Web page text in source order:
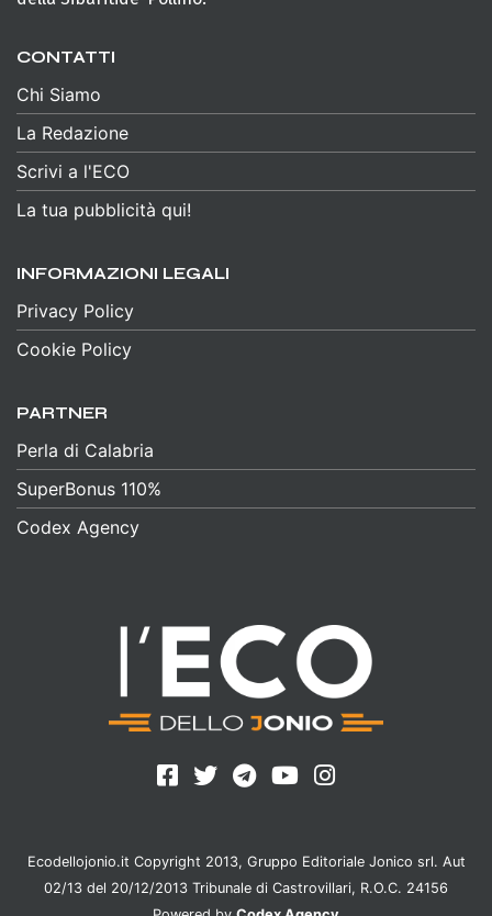
CONTATTI
Chi Siamo
La Redazione
Scrivi a l'ECO
La tua pubblicità qui!
INFORMAZIONI LEGALI
Privacy Policy
Cookie Policy
PARTNER
Perla di Calabria
SuperBonus 110%
Codex Agency
Ecodellojonio.it Copyright 2013, Gruppo Editoriale Jonico srl. Aut
02/13 del 20/12/2013 Tribunale di Castrovillari, R.O.C. 24156